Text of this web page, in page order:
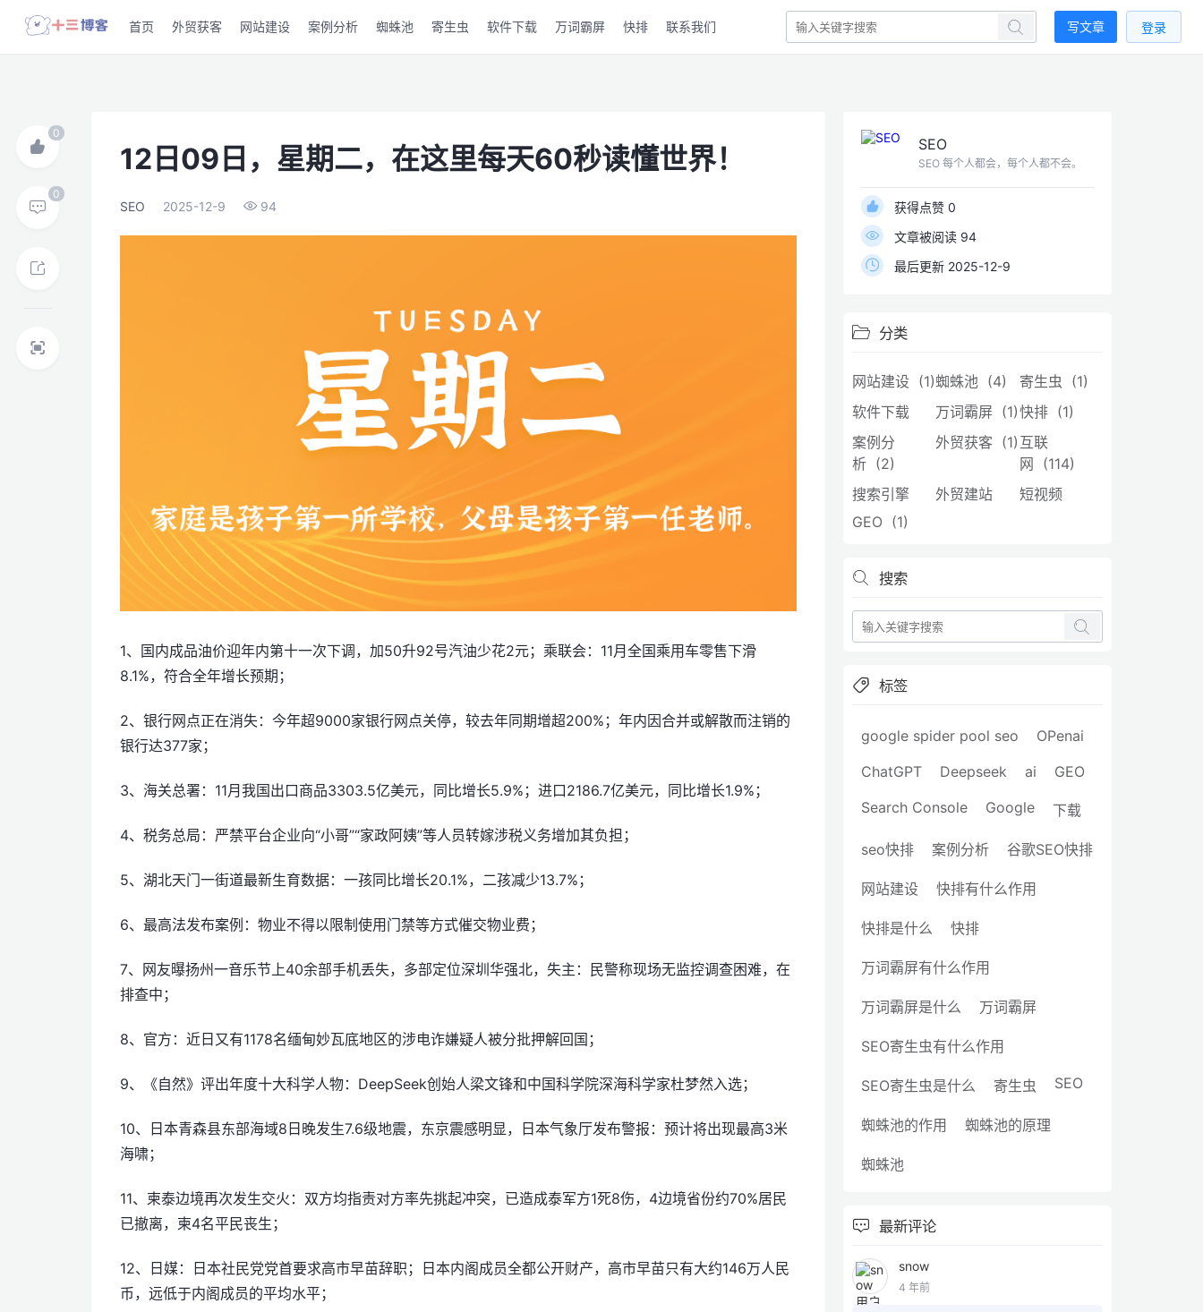
首页 外贸获客 网站建设 案例分析 蜘蛛池 寄生虫 软件下载 万词霸屏 快排 联系我们 写文章 登录
12日09日，星期二，在这里每天60秒读懂世界！
SEO 2025-12-9 94
1、国内成品油价迎年内第十一次下调，加50升92号汽油少花2元；乘联会：11月全国乘用车零售下滑
8.1%，符合全年增长预期；
2、银行网点正在消失：今年超9000家银行网点关停，较去年同期增超200%；年内因合并或解散而注销的
银行达377家；
3、海关总署：11月我国出口商品3303.5亿美元，同比增长5.9%；进口2186.7亿美元，同比增长1.9%；
4、税务总局：严禁平台企业向“小哥”“家政阿姨”等人员转嫁涉税义务增加其负担；
5、湖北天门一街道最新生育数据：一孩同比增长20.1%，二孩减少13.7%；
6、最高法发布案例：物业不得以限制使用门禁等方式催交物业费；
7、网友曝扬州一音乐节上40余部手机丢失，多部定位深圳华强北，失主：民警称现场无监控调查困难，在
排查中；
8、官方：近日又有1178名缅甸妙瓦底地区的涉电诈嫌疑人被分批押解回国；
9、《自然》评出年度十大科学人物：DeepSeek创始人梁文锋和中国科学院深海科学家杜梦然入选；
10、日本青森县东部海域8日晚发生7.6级地震，东京震感明显，日本气象厅发布警报：预计将出现最高3米
海啸；
11、柬泰边境再次发生交火：双方均指责对方率先挑起冲突，已造成泰军方1死8伤，4边境省份约70%居民
已撤离，柬4名平民丧生；
12、日媒：日本社民党党首要求高市早苗辞职；日本内阁成员全都公开财产，高市早苗只有大约146万人民
币，远低于内阁成员的平均水平；
SEO
SEO 每个人都会，每个人都不会。
获得点赞 0
文章被阅读 94
最后更新 2025-12-9
分类
网站建设 (1)蜘蛛池 (4)
寄生虫 (1)
软件下载
万词霸屏 (1)快排 (1)
案例分
析 (2)
外贸获客 (1) 互联
网 (114)
搜索引擎
外贸建站
短视频
GEO (1)
搜索
标签
google spider pool seo
OPenai
ChatGPT
Deepseek ai
GEO
Search Console
Google 下载
seo快排 案例分析 谷歌SEO快排
网站建设 快排有什么作用
快排是什么 快排
万词霸屏有什么作用
万词霸屏是什么 万词霸屏
SEO寄生虫有什么作用
SEO寄生虫是什么 寄生虫 SEO
蜘蛛池的作用 蜘蛛池的原理
蜘蛛池
最新评论
snow
4 年前